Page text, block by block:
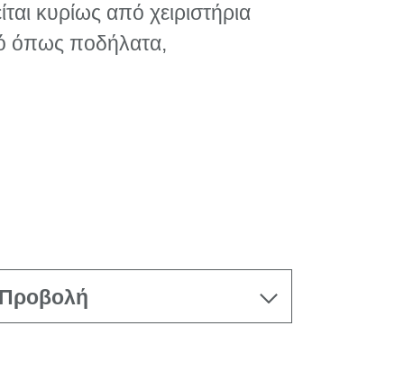
κυρίως από χειριστήρια
όπως ποδήλατα,